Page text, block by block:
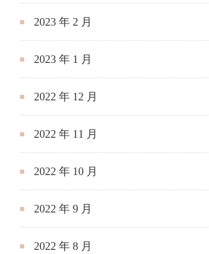
2023 年 2 月
2023 年 1 月
2022 年 12 月
2022 年 11 月
2022 年 10 月
2022 年 9 月
2022 年 8 月